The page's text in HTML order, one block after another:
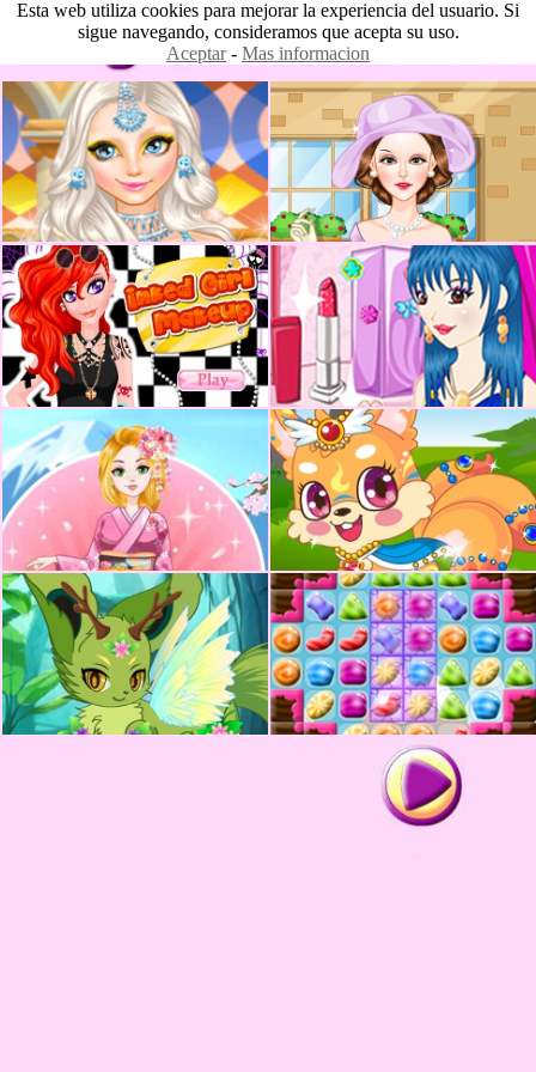
Esta web utiliza cookies para mejorar la experiencia del usuario. Si
sigue navegando, consideramos que acepta su uso.
Aceptar- Mas informacion